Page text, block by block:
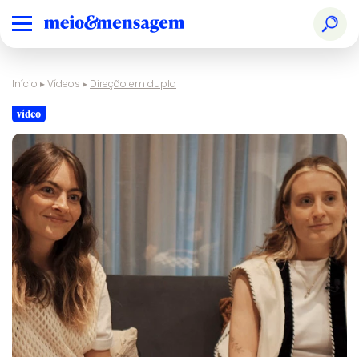
Início ▸Vídeos ▸ Direção em dupla
vídeo